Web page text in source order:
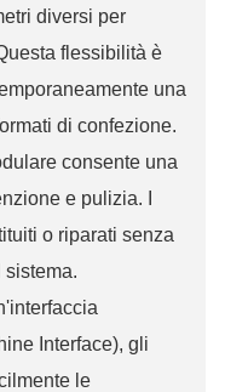
diversi per
flessibilità è
una
di confezione.
consente una
e pulizia. I
o riparati senza
sistema.
Interface), gli
le